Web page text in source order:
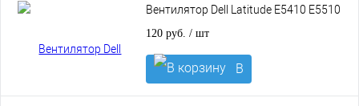
Вентилятор Dell Latitude E5410 E5510
120 руб. / шт
В
корзину